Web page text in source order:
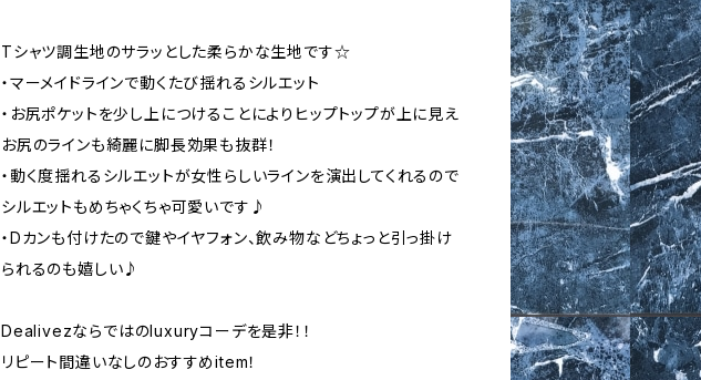
Tシャツ調生地のサラッとした柔らかな生地です☆
・マーメイドラインで動くたび揺れるシルエット
・お尻ポケットを少し上につけることによりヒップトップが上に見え
お尻のラインも綺麗に脚長効果も抜群！
・動く度揺れるシルエットが女性らしいラインを演出してくれるので
シルエットもめちゃくちゃ可愛いです♪
・Dカンも付けたので鍵やイヤフォン、飲み物などちょっと引っ掛け
られるのも嬉しい♪
Dealivezならではのluxuryコーデを是非！！
リピート間違いなしのおすすめitem！